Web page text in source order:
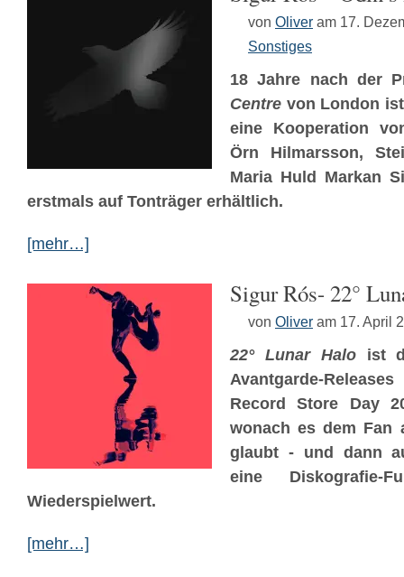
von Oliver am 17.
Sonstiges
18 Jahre nach der
Centre von London
eine Kooperation
Örn Hilmarsson,
Maria Huld Markan
erstmals auf Tonträger erhältlich.
[mehr…]
Sigur Rós- 22°
von Oliver am 17. April
22° Lunar Haloist
Avantgarde-
Record Store Day
wonach es dem Fan
glaubt - und dann
eine Diskografie-
Wiederspielwert.
[mehr…]